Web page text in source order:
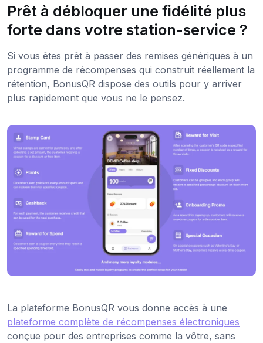
Prêt à débloquer une fidélité plus
forte dans votre station-service ?
Si vous êtes prêt à passer des remises génériques à un
programme de récompenses qui construit réellement la
rétention, BonusQR dispose des outils pour y arriver
plus rapidement que vous ne le pensez.
La plateforme BonusQR vous donne accès à une
plateforme complète de récompenses électroniques
conçue pour des entreprises comme la vôtre, sans